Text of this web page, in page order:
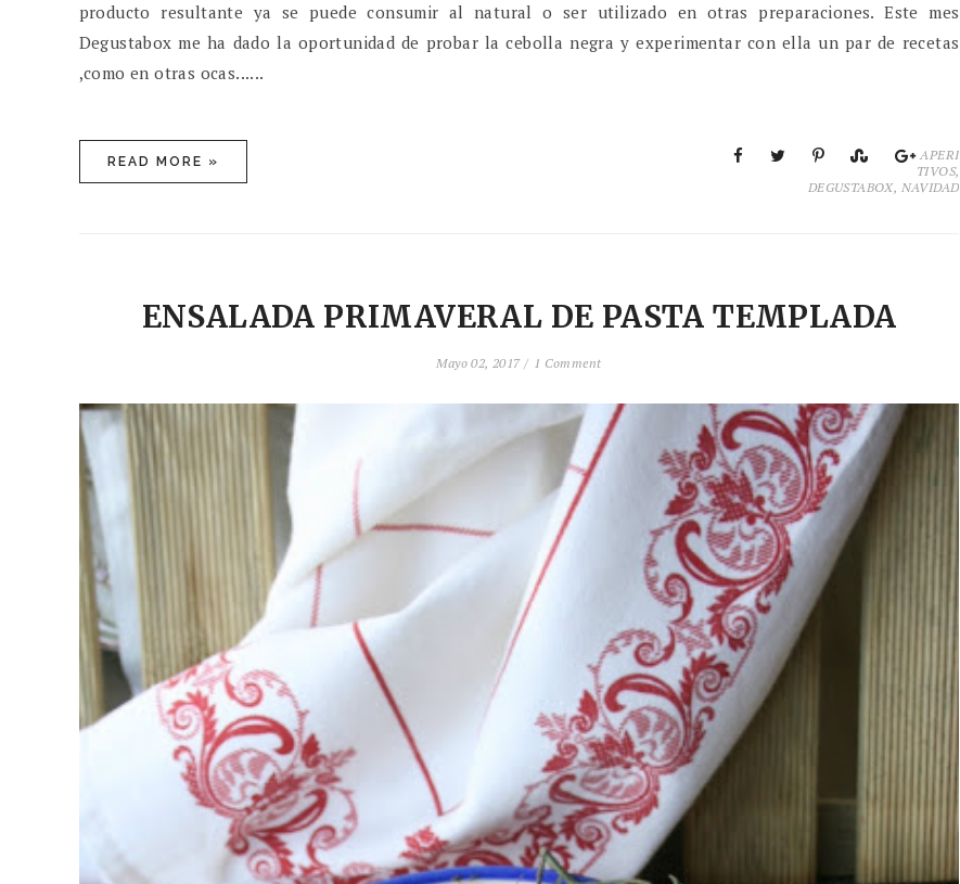
producto resultante ya se puede consumir al natural o ser utilizado en otras preparaciones. Este mes
Degustabox me ha dado la oportunidad de probar la cebolla negra y experimentar con ella un par de recetas
,como en otras ocas......
READ MORE »
APERI
TIVOS,
DEGUSTABOX, NAVIDAD
ENSALADA PRIMAVERAL DE PASTA TEMPLADA
Mayo 02, 2017 / 1 Comment